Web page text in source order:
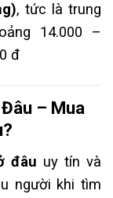
, tức là trung
14.000 –
đ
Đâu – Mua
đâu uy tín và
người khi tìm